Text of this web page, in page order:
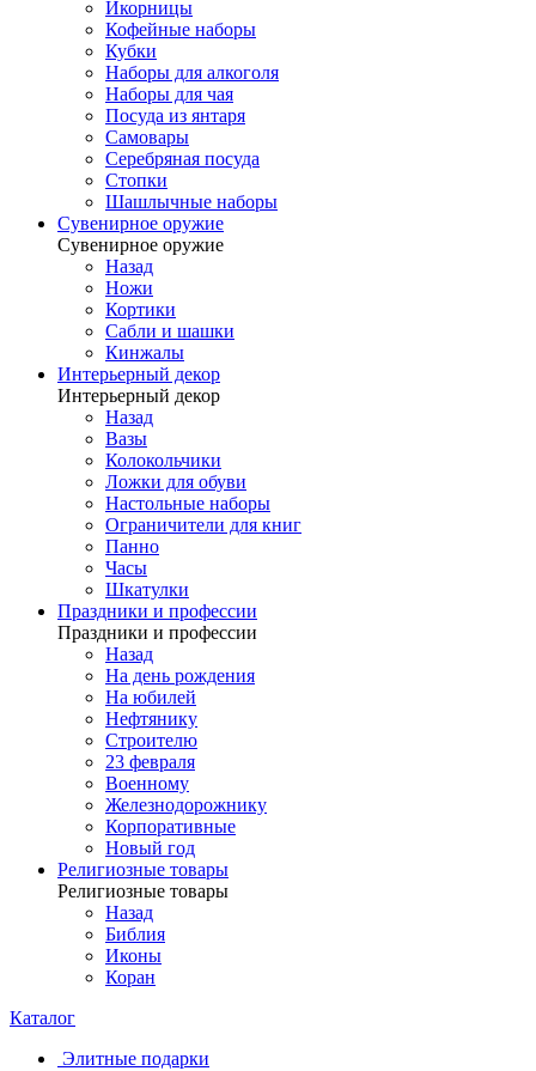
Икорницы
Кофейные наборы
Кубки
Наборы для алкоголя
Наборы для чая
Посуда из янтаря
Самовары
Серебряная посуда
Стопки
Шашлычные наборы
Сувенирное оружие
Сувенирное оружие
Назад
Ножи
Кортики
Сабли и шашки
Кинжалы
Интерьерный декор
Интерьерный декор
Назад
Вазы
Колокольчики
Ложки для обуви
Настольные наборы
Ограничители для книг
Панно
Часы
Шкатулки
Праздники и профессии
Праздники и профессии
Назад
На день рождения
На юбилей
Нефтянику
Строителю
23 февраля
Военному
Железнодорожнику
Корпоративные
Новый год
Религиозные товары
Религиозные товары
Назад
Библия
Иконы
Коран
Каталог
Элитные подарки